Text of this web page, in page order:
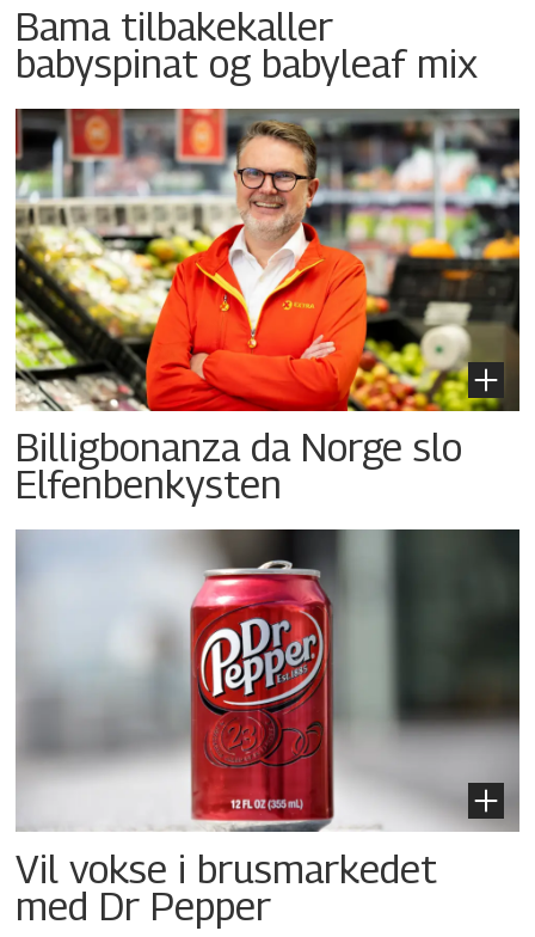
Bama tilbakekaller
babyspinat og babyleaf mix
Billigbonanza da Norge slo
Elfenbenkysten
Vil vokse i brusmarkedet
med Dr Pepper